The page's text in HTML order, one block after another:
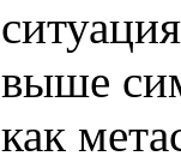
выше
как